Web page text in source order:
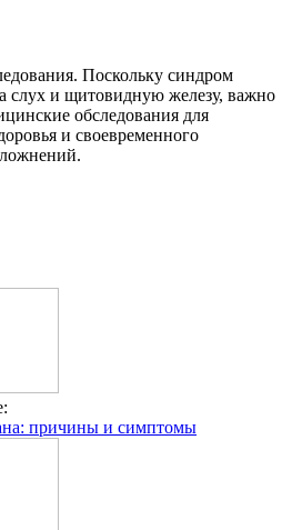
Поскольку синдром
слух и щитовидную железу, важно
обследования для
и своевременного
причины и симптомы